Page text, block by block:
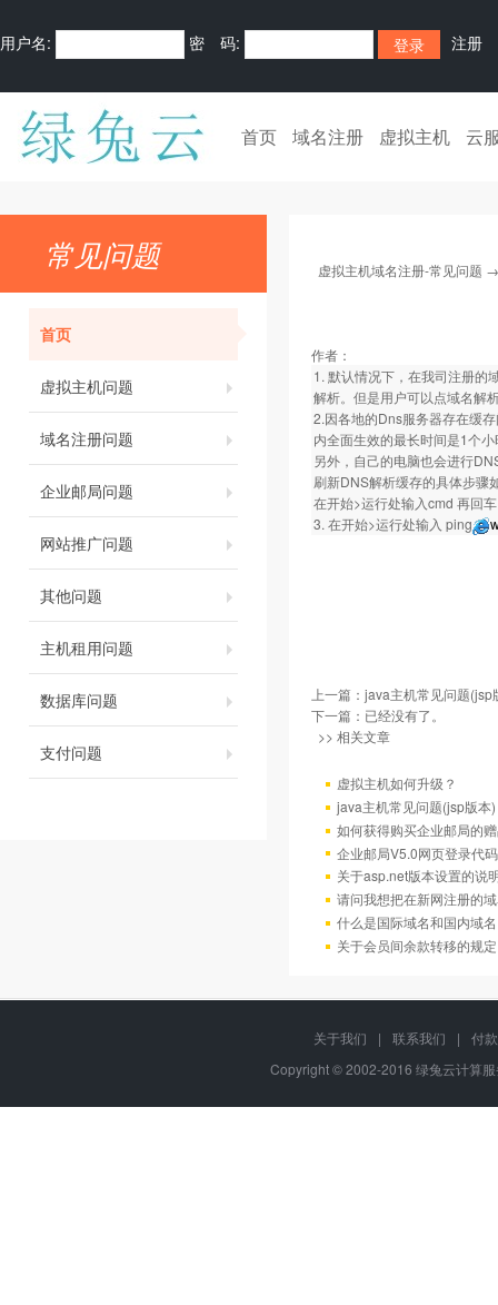
用户名: 密 码: 注册
首页 域名注册 虚拟主机 云
常见问题
首页
虚拟主机问题
域名注册问题
企业邮局问题
网站推广问题
其他问题
主机租用问题
数据库问题
支付问题
虚拟主机域名注册-常见问题
作者：
1. 默认情况下，在我司注册的
解析。但是用户可以点域名解
2.因各地的Dns服务器存在缓
内全面生效的最长时间是1个
另外，自己的电脑也会进行
刷新DNS解析缓存的具体步骤
在开始>运行处输入cmd 再回
3. 在开始>运行处输入 ping
上一篇： java主机常见问题(jsp
下一篇：已经没有了。
>> 相关文章
虚拟主机如何升级？
java主机常见问题(jsp版本)
如何获得购买企业邮局的
企业邮局V5.0网页登录代码
关于asp.net版本设置的说
请问我想把在新网注册的
什么是国际域名和国内域
关于会员间余款转移的规定
关于我们 | 联系我们 |
付
Copyright © 2002-2016 绿兔云计算